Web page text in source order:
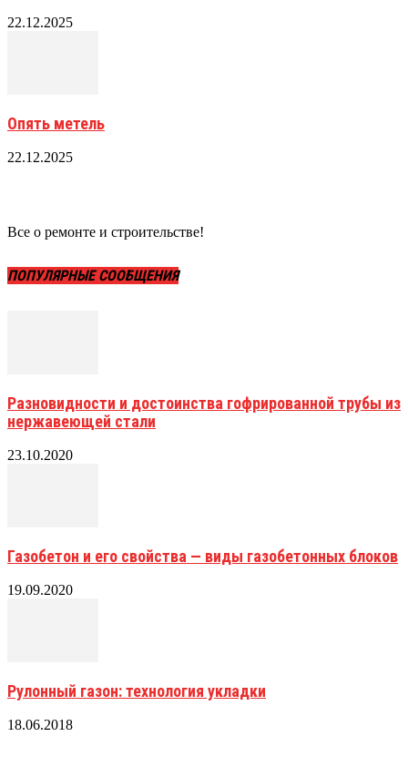
22.12.2025
Опять метель
22.12.2025
Все о ремонте и строительстве!
ПОПУЛЯРНЫЕ СООБЩЕНИЯ
Разновидности и достоинства гофрированной трубы из
нержавеющей стали
23.10.2020
Газобетон и его свойства — виды газобетонных блоков
19.09.2020
Рулонный газон: технология укладки
18.06.2018